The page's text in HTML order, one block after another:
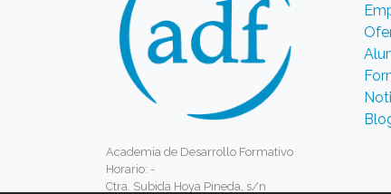
Academia de Desarrollo Formativo
Horario: -
Ctra. Subida Hoya Pineda, s/n